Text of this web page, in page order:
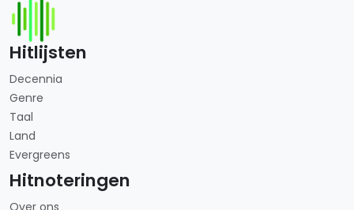
Hitlijsten
Decennia
Genre
Taal
Land
Evergreens
Hitnoteringen
Over ons